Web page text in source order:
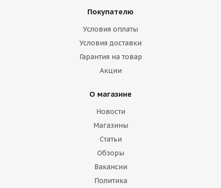
Покупателю
Условия оплаты
Условия доставки
Гарантия на товар
Акции
О магазине
Новости
Магазины
Статьи
Обзоры
Вакансии
Политика